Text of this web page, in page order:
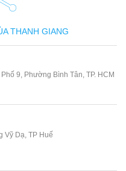
THANH GIANG
9, Phường Bình Tân, TP. HCM
Vỹ Dạ, TP Huế